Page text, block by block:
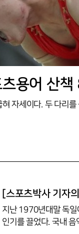
용어 산
[스포츠박사 기자
지난 1970년대말 독일
인기를 끌었다. 국내